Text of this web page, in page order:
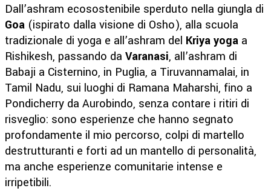
Dall’ashram ecosostenibile sperduto nella giungla di
Goa (ispirato dalla visione di Osho), alla scuola
tradizionale di yoga e all’ashram del Kriya yoga a
Rishikesh, passando da Varanasi, all’ashram di
Babaji a Cisternino, in Puglia, a Tiruvannamalai, in
Tamil Nadu, sui luoghi di Ramana Maharshi, fino a
Pondicherry da Aurobindo, senza contare i ritiri di
risveglio: sono esperienze che hanno segnato
profondamente il mio percorso, colpi di martello
destrutturanti e forti ad un mantello di personalità,
ma anche esperienze comunitarie intense e
irripetibili.